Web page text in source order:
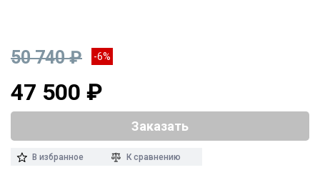
50 740 ₽ -6%
47 500 ₽
Заказать
В избранное К сравнению